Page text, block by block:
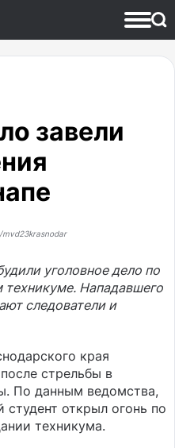
завели
уголовное дело по
техникуме. Нападавшего
следователи и
края
стрельбы в
По данным ведомства,
открыл огонь по
техникума.